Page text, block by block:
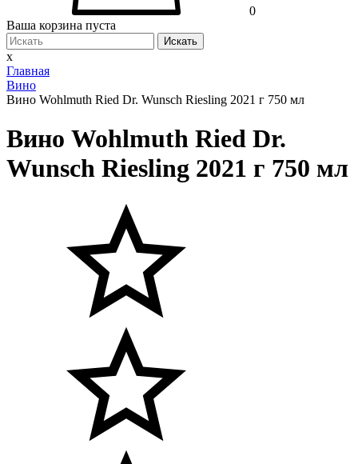
0
Ваша корзина пуста
Искать
x
Главная
Вино
Вино Wohlmuth Ried Dr. Wunsch Riesling 2021 г 750 мл
Вино Wohlmuth Ried Dr.
Wunsch Riesling 2021 г 750 мл